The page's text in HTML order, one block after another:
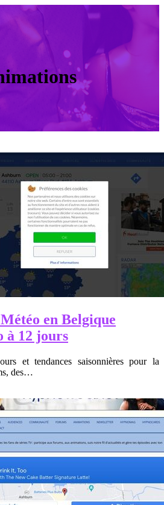
en Belgique
à 12 jours
et tendances saisonnières pour la
des…